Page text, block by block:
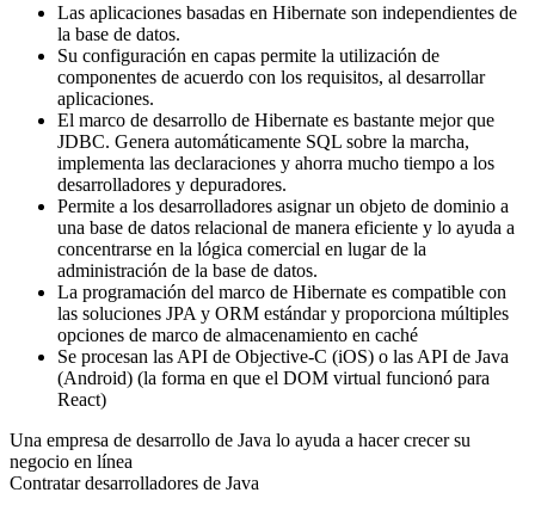
Las aplicaciones basadas en Hibernate son independientes de
la base de datos.
Su configuración en capas permite la utilización de
componentes de acuerdo con los requisitos, al desarrollar
aplicaciones.
El marco de desarrollo de Hibernate es bastante mejor que
JDBC. Genera automáticamente SQL sobre la marcha,
implementa las declaraciones y ahorra mucho tiempo a los
desarrolladores y depuradores.
Permite a los desarrolladores asignar un objeto de dominio a
una base de datos relacional de manera eficiente y lo ayuda a
concentrarse en la lógica comercial en lugar de la
administración de la base de datos.
La programación del marco de Hibernate es compatible con
las soluciones JPA y ORM estándar y proporciona múltiples
opciones de marco de almacenamiento en caché
Se procesan las API de Objective-C (iOS) o las API de Java
(Android) (la forma en que el DOM virtual funcionó para
React)
Una empresa de desarrollo de Java lo ayuda a hacer crecer su
negocio en línea
Contratar desarrolladores de Java